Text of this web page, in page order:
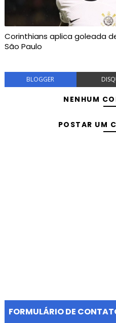
Corinthians aplica goleada
São Paulo
BLOGGER
NENHUM
POSTAR UM
FORMULÁRIO DE